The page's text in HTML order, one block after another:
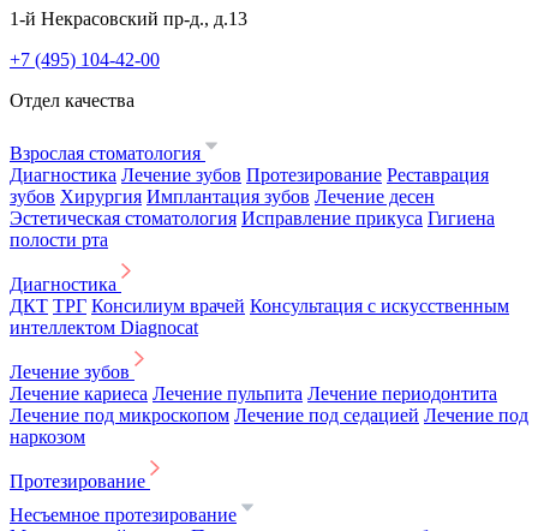
1-й Некрасовский пр-д., д.13
+7 (495) 104-42-00
Отдел качества
Взрослая стоматология
Диагностика Лечение зубов Протезирование Реставрация
зубов Хирургия Имплантация зубов Лечение десен
Эстетическая стоматология Исправление прикуса Гигиена
полости рта
Диагностика
ДКТ ТРГ Консилиум врачей Консультация с искусственным
интеллектом Diagnocat
Лечение зубов
Лечение кариеса Лечение пульпита Лечение периодонтита
Лечение под микроскопом Лечение под седацией Лечение под
наркозом
Протезирование
Несъемное протезирование